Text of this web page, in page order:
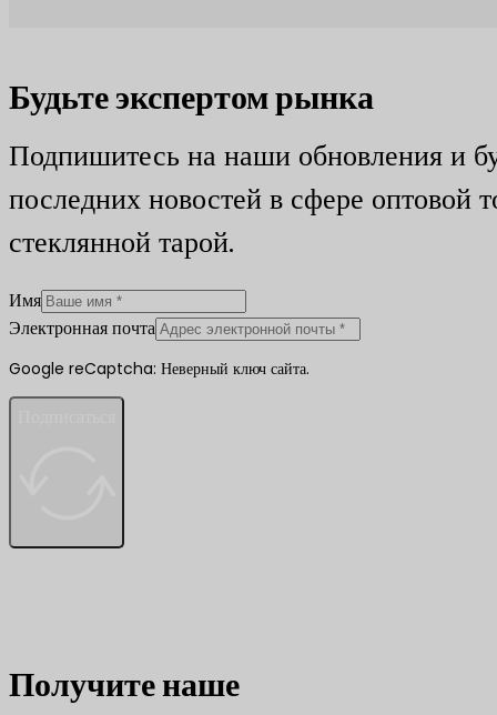
Будьте экспертом рынка
Подпишитесь на наши обновления и
последних новостей в сфере оптовой
стеклянной тарой.
Имя
Электронная почта
Google reCaptcha: Неверный ключ сайта.
Получите наше